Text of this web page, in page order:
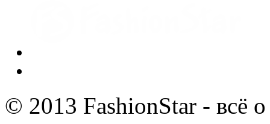
© 2013 FashionStar - всё